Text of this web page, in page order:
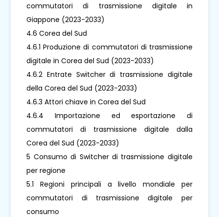
commutatori di trasmissione digitale in
Giappone (2023-2033)
4.6 Corea del Sud
4.6.1 Produzione di commutatori di trasmissione
digitale in Corea del Sud (2023-2033)
4.6.2 Entrate Switcher di trasmissione digitale
della Corea del Sud (2023-2033)
4.6.3 Attori chiave in Corea del Sud
4.6.4 Importazione ed esportazione di
commutatori di trasmissione digitale dalla
Corea del Sud (2023-2033)
5 Consumo di Switcher di trasmissione digitale
per regione
5.1 Regioni principali a livello mondiale per
commutatori di trasmissione digitale per
consumo